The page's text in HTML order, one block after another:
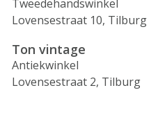
Tweedehandswinkel
Lovensestraat 10, Tilburg
Ton vintage
Antiekwinkel
Lovensestraat 2, Tilburg